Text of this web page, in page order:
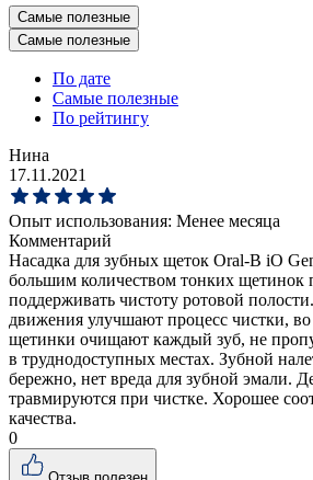
Самые полезные
Самые полезные
По дате
Самые полезные
По рейтингу
Нина
17.11.2021
Опыт использования: Менее месяца
Комментарий
Насадка для зубных щеток Oral-B iO
большим количеством тонких щетинок
поддерживать чистоту ротовой
движения улучшают процесс чистки,
щетинки очищают каждый зуб, не
в труднодоступных местах. Зубной
бережно, нет вреда для зубной эмали.
травмируются при чистке. Хорошее
качества.
0